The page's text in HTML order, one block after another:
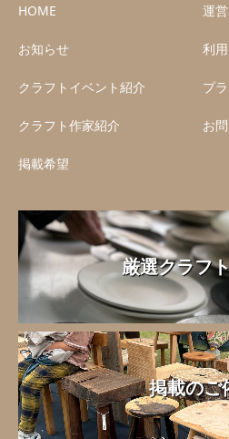
HOME
お知らせ
クラフトイベント紹介
クラフト作家紹介
掲載希望
運
利
プ
お
厳選クラフ
掲載のご